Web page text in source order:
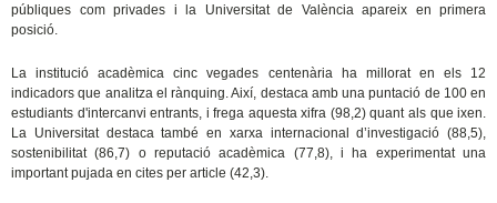
públiques com privades i la Universitat de València apareix en primera
posició.
La institució acadèmica cinc vegades centenària ha millorat en els 12
indicadors que analitza el rànquing. Així, destaca amb una puntació de 100 en
estudiants d'intercanvi entrants, i frega aquesta xifra (98,2) quant als que ixen.
La Universitat destaca també en xarxa internacional d’investigació (88,5),
sostenibilitat (86,7) o reputació acadèmica (77,8), i ha experimentat una
important pujada en cites per article (42,3).